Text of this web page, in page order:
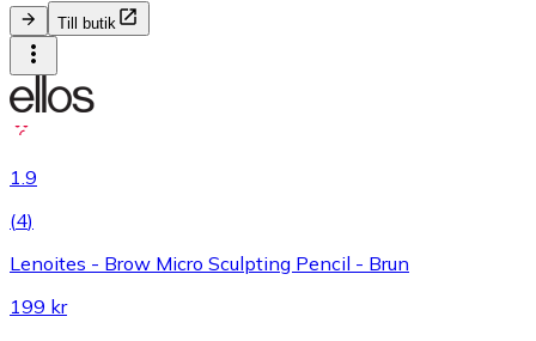
Till butik
1.9
(4)
Lenoites - Brow Micro Sculpting Pencil - Brun
199 kr